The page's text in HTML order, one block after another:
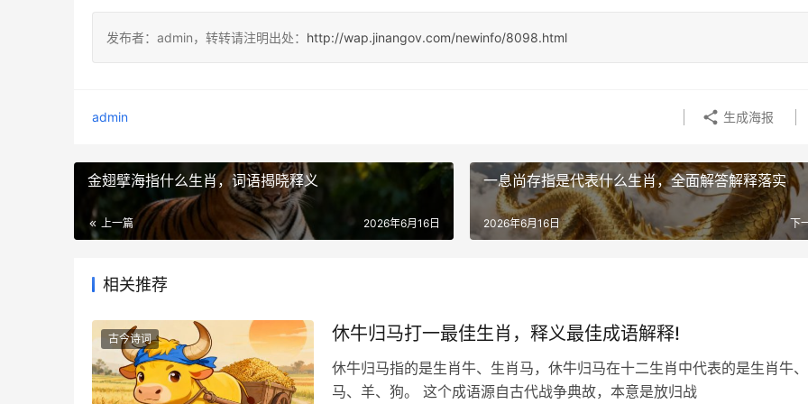
发布者：admin，转转请注明出处： http://wap.jinangov.com/newinfo/8098.html
admin 生成海报
金翅擘海指什么生肖，词语揭晓释义
上一篇 2026年6月16日
一息尚存指是代表什么生肖，全面解答解释落实
下
2026年6月16日
相关推荐
古今诗词 休牛归马打一最佳生肖，释义最佳成语解释!
休牛归马指的是生肖牛、生肖马，休牛归马在十二生肖中代表的是生肖牛、
马、羊、狗。 这个成语源自古代战争典故，本意是放归战